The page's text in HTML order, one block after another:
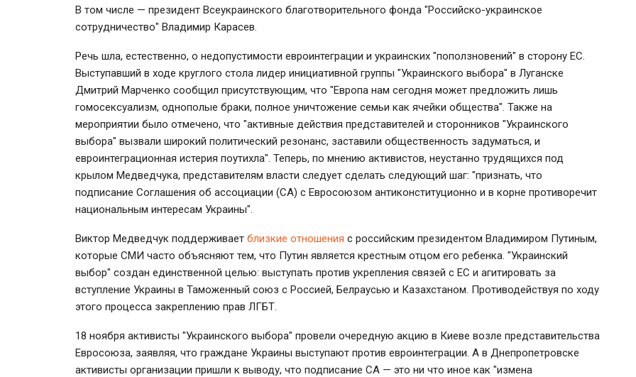
В том числе — президент Всеукраинского благотворительного фонда "Российско-украинское
сотрудничество" Владимир Карасев.
Речь шла, естественно, о недопустимости евроинтеграции и украинских "поползновений" в сторону ЕС.
Выступавший в ходе круглого стола лидер инициативной группы "Украинского выбора" в Луганске
Дмитрий Марченко сообщил присутствующим, что "Европа нам сегодня может предложить лишь
гомосексуализм, однополые браки, полное уничтожение семьи как ячейки общества". Также на
мероприятии было отмечено, что "активные действия представителей и сторонников "Украинского
выбора" вызвали широкий политический резонанс, заставили общественность задуматься, и
евроинтеграционная истерия поутихла". Теперь, по мнению активистов, неустанно трудящихся под
крылом Медведчука, представителям власти следует сделать следующий шаг: "признать, что
подписание Соглашения об ассоциации (СА) с Евросоюзом антиконституционно и в корне противоречит
национальным интересам Украины".
Виктор Медведчук поддерживает близкие отношения с российским президентом Владимиром Путиным,
которые СМИ часто объясняют тем, что Путин является крестным отцом его ребенка. "Украинский
выбор" создан единственной целью: выступать против укрепления связей с ЕС и агитировать за
вступление Украины в Таможенный союз с Россией, Белраусью и Казахстаном. Противодействуя по ходу
этого процесса закреплению прав ЛГБТ.
18 ноября активисты "Украинского выбора" провели очередную акцию в Киеве возле представительства
Евросоюза, заявляя, что граждане Украины выступают против евроинтеграции. А в Днепропетровске
активисты организации пришли к выводу, что подписание СА — это ни что иное как "измена